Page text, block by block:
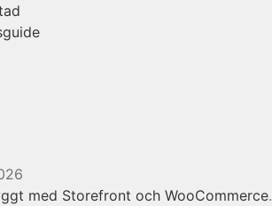
med Storefront och WooCommerce.